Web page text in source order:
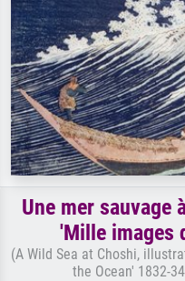
Une mer sauvage
'Mille images
(A Wild Sea at Choshi,
the Ocean' 1832-